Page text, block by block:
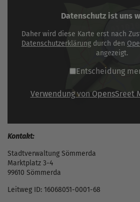
Datenschutz ist uns
Daher wird diese Karte erst nach
Datenschutzerklärung durch den
angezeigt.
Entscheidung
Verwendung von OpensSreet
Kontakt:
Stadtverwaltung Sömmerda
Marktplatz 3-4
99610 Sömmerda
Leitweg ID: 16068051-0001-68